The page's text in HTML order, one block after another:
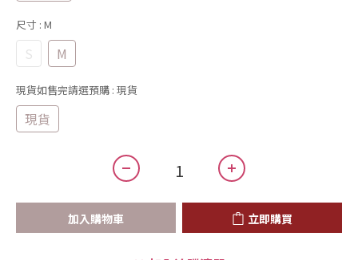
尺寸 : M
S M
現貨如售完請選預購 : 現貨
現貨
加入購物車 立即購買